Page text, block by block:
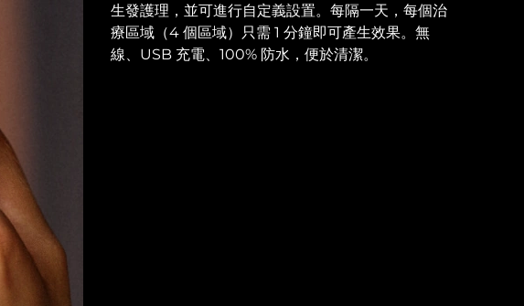
生發護理，並可進行自定義設置。每隔一天，每個治
療區域（4 個區域）只需 1 分鐘即可產生效果。無
線、USB 充電、100% 防水，便於清潔。